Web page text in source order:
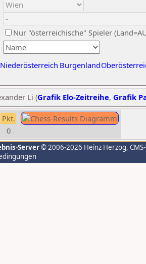
Nur "österreichische" Spieler
Niederösterreich Burgenland
Li (Grafik Elo-Zeitreihe, Grafik
Pkt.
0
Server© 2006-2026 Heinz Herzog,